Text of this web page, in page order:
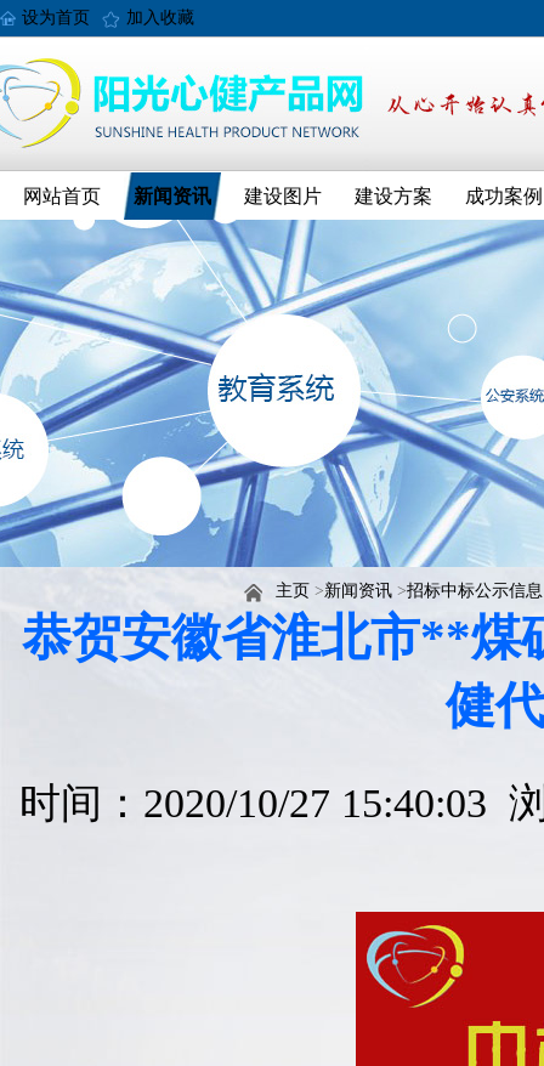
设为首页 加入收藏
网站首页 新闻资讯 建设图片 建设方案 成功案例
主页 >新闻资讯 >招标中标公示信息
恭贺安徽省淮北市**煤
健
时间：2020/10/27 15:40:03